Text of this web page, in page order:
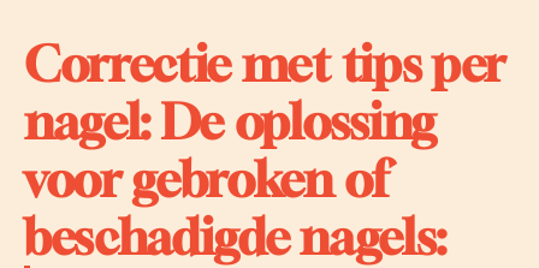
Correctie met tips per
nagel: De oplossing
voor gebroken of
beschadigde nagels: